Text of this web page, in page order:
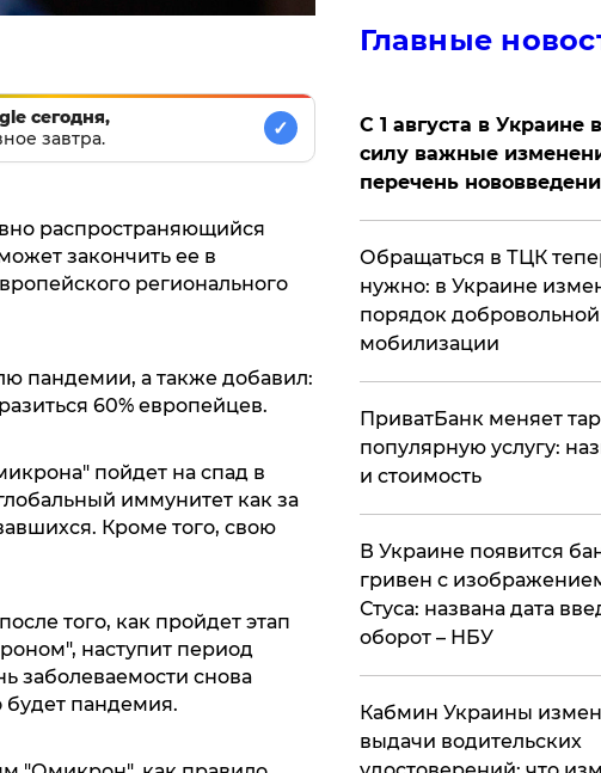
сегодня,
завтра.
✓
распространяющийся
закончить ее в
регионального
пандемии, а также добавил:
60% европейцев.
пойдет на спад в
иммунитет как за
Кроме того, свою
того, как пройдет этап
наступит период
заболеваемости снова
будет пандемия.
Главные
С 1 августа в Украине
силу важные
перечень
Обращаться в ТЦК
нужно: в Украине
порядок добровольной
мобилизации
ПриватБанк меняет
популярную услугу:
и стоимость
В Украине появится
гривен с
Стуса: названа дата
оборот – НБУ
Кабмин Украины
выдачи водительских